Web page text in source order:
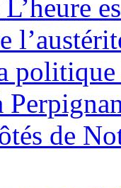
politique
de